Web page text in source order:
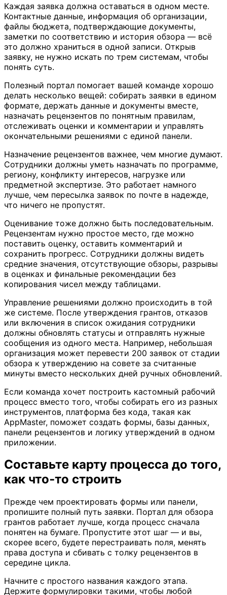
Каждая заявка должна оставаться в одном месте.
Контактные данные, информация об организации,
файлы бюджета, подтверждающие документы,
заметки по соответствию и история обзора — всё
это должно храниться в одной записи. Открыв
заявку, не нужно искать по трем системам, чтобы
понять суть.
Полезный портал помогает вашей команде хорошо
делать несколько вещей: собирать заявки в едином
формате, держать данные и документы вместе,
назначать рецензентов по понятным правилам,
отслеживать оценки и комментарии и управлять
окончательными решениями с единой панели.
Назначение рецензентов важнее, чем многие думают.
Сотрудники должны уметь назначать по программе,
региону, конфликту интересов, нагрузке или
предметной экспертизе. Это работает намного
лучше, чем пересылка заявок по почте в надежде,
что ничего не пропустят.
Оценивание тоже должно быть последовательным.
Рецензентам нужно простое место, где можно
поставить оценку, оставить комментарий и
сохранить прогресс. Сотрудники должны видеть
средние значения, отсутствующие обзоры, разрывы
в оценках и финальные рекомендации без
копирования чисел между таблицами.
Управление решениями должно происходить в той
же системе. После утверждения грантов, отказов
или включения в список ожидания сотрудники
должны обновлять статусы и отправлять нужные
сообщения из одного места. Например, небольшая
организация может перевести 200 заявок от стадии
обзора к утверждению на совете за считанные
минуты вместо нескольких дней ручных обновлений.
Если команда хочет построить кастомный рабочий
процесс вместо того, чтобы собирать его из разных
инструментов, платформа без кода, такая как
AppMaster, поможет создать формы, базы данных,
панели рецензентов и логику утверждений в одном
приложении.
Составьте карту процесса до того,
как что‑то строить
Прежде чем проектировать формы или панели,
пропишите полный путь заявки. Портал для обзора
грантов работает лучше, когда процесс сначала
понятен на бумаге. Пропустите этот шаг — и вы,
скорее всего, будете перестраивать поля, менять
права доступа и сбивать с толку рецензентов в
середине цикла.
Начните с простого названия каждого этапа.
Держите формулировки такими, чтобы любой